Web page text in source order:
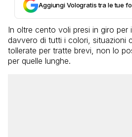
Aggiungi Vologratis tra le tue
In oltre cento voli presi in giro per
davvero di tutti i colori, situazioni
tollerate per tratte brevi, non lo
per quelle lunghe.